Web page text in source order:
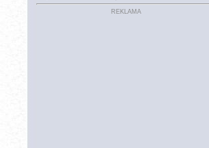
REKLAMA